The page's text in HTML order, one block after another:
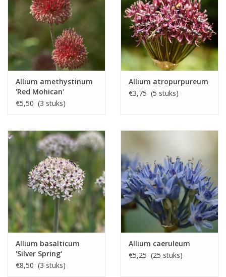
Allium amethystinum
'Red Mohican'
€5,50 (3 stuks)
Allium atropurpureum
€3,75 (5 stuks)
Allium basalticum
'Silver Spring'
€8,50 (3 stuks)
Allium caeruleum
€5,25 (25 stuks)